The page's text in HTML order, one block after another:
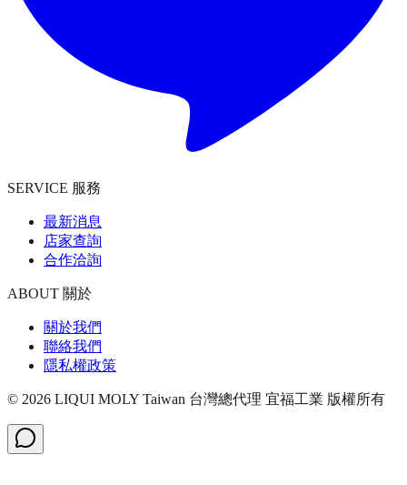
SERVICE 服務
最新消息
店家查詢
合作洽詢
ABOUT 關於
關於我們
聯絡我們
隱私權政策
© 2026 LIQUI MOLY Taiwan 台灣總代理 宜福工業 版權所有